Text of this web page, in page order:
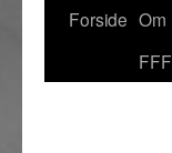
Forside Om
FFF